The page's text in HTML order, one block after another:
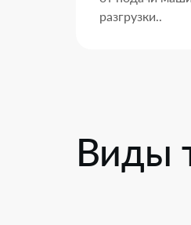
разгрузки..
Виды